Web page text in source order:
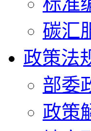
碳汇
政策法
部委
政策